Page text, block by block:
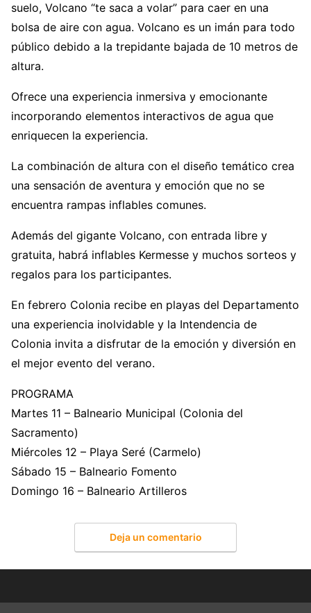
suelo, Volcano “te saca a volar” para caer en una
bolsa de aire con agua. Volcano es un imán para todo
público debido a la trepidante bajada de 10 metros de
altura.
Ofrece una experiencia inmersiva y emocionante
incorporando elementos interactivos de agua que
enriquecen la experiencia.
La combinación de altura con el diseño temático crea
una sensación de aventura y emoción que no se
encuentra rampas inflables comunes.
Además del gigante Volcano, con entrada libre y
gratuita, habrá inflables Kermesse y muchos sorteos y
regalos para los participantes.
En febrero Colonia recibe en playas del Departamento
una experiencia inolvidable y la Intendencia de
Colonia invita a disfrutar de la emoción y diversión en
el mejor evento del verano.
PROGRAMA
Martes 11 – Balneario Municipal (Colonia del
Sacramento)
Miércoles 12 – Playa Seré (Carmelo)
Sábado 15 – Balneario Fomento
Domingo 16 – Balneario Artilleros
Deja un comentario